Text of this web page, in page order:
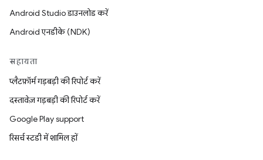
Android Studio डाउनलोड करें
Android एनडीके (NDK)
सहायता
प्लैटफ़ॉर्म गड़बड़ी की रिपोर्ट करें
दस्तावेज़ गड़बड़ी की रिपोर्ट करें
Google Play support
रिसर्च स्टडी में शामिल हों